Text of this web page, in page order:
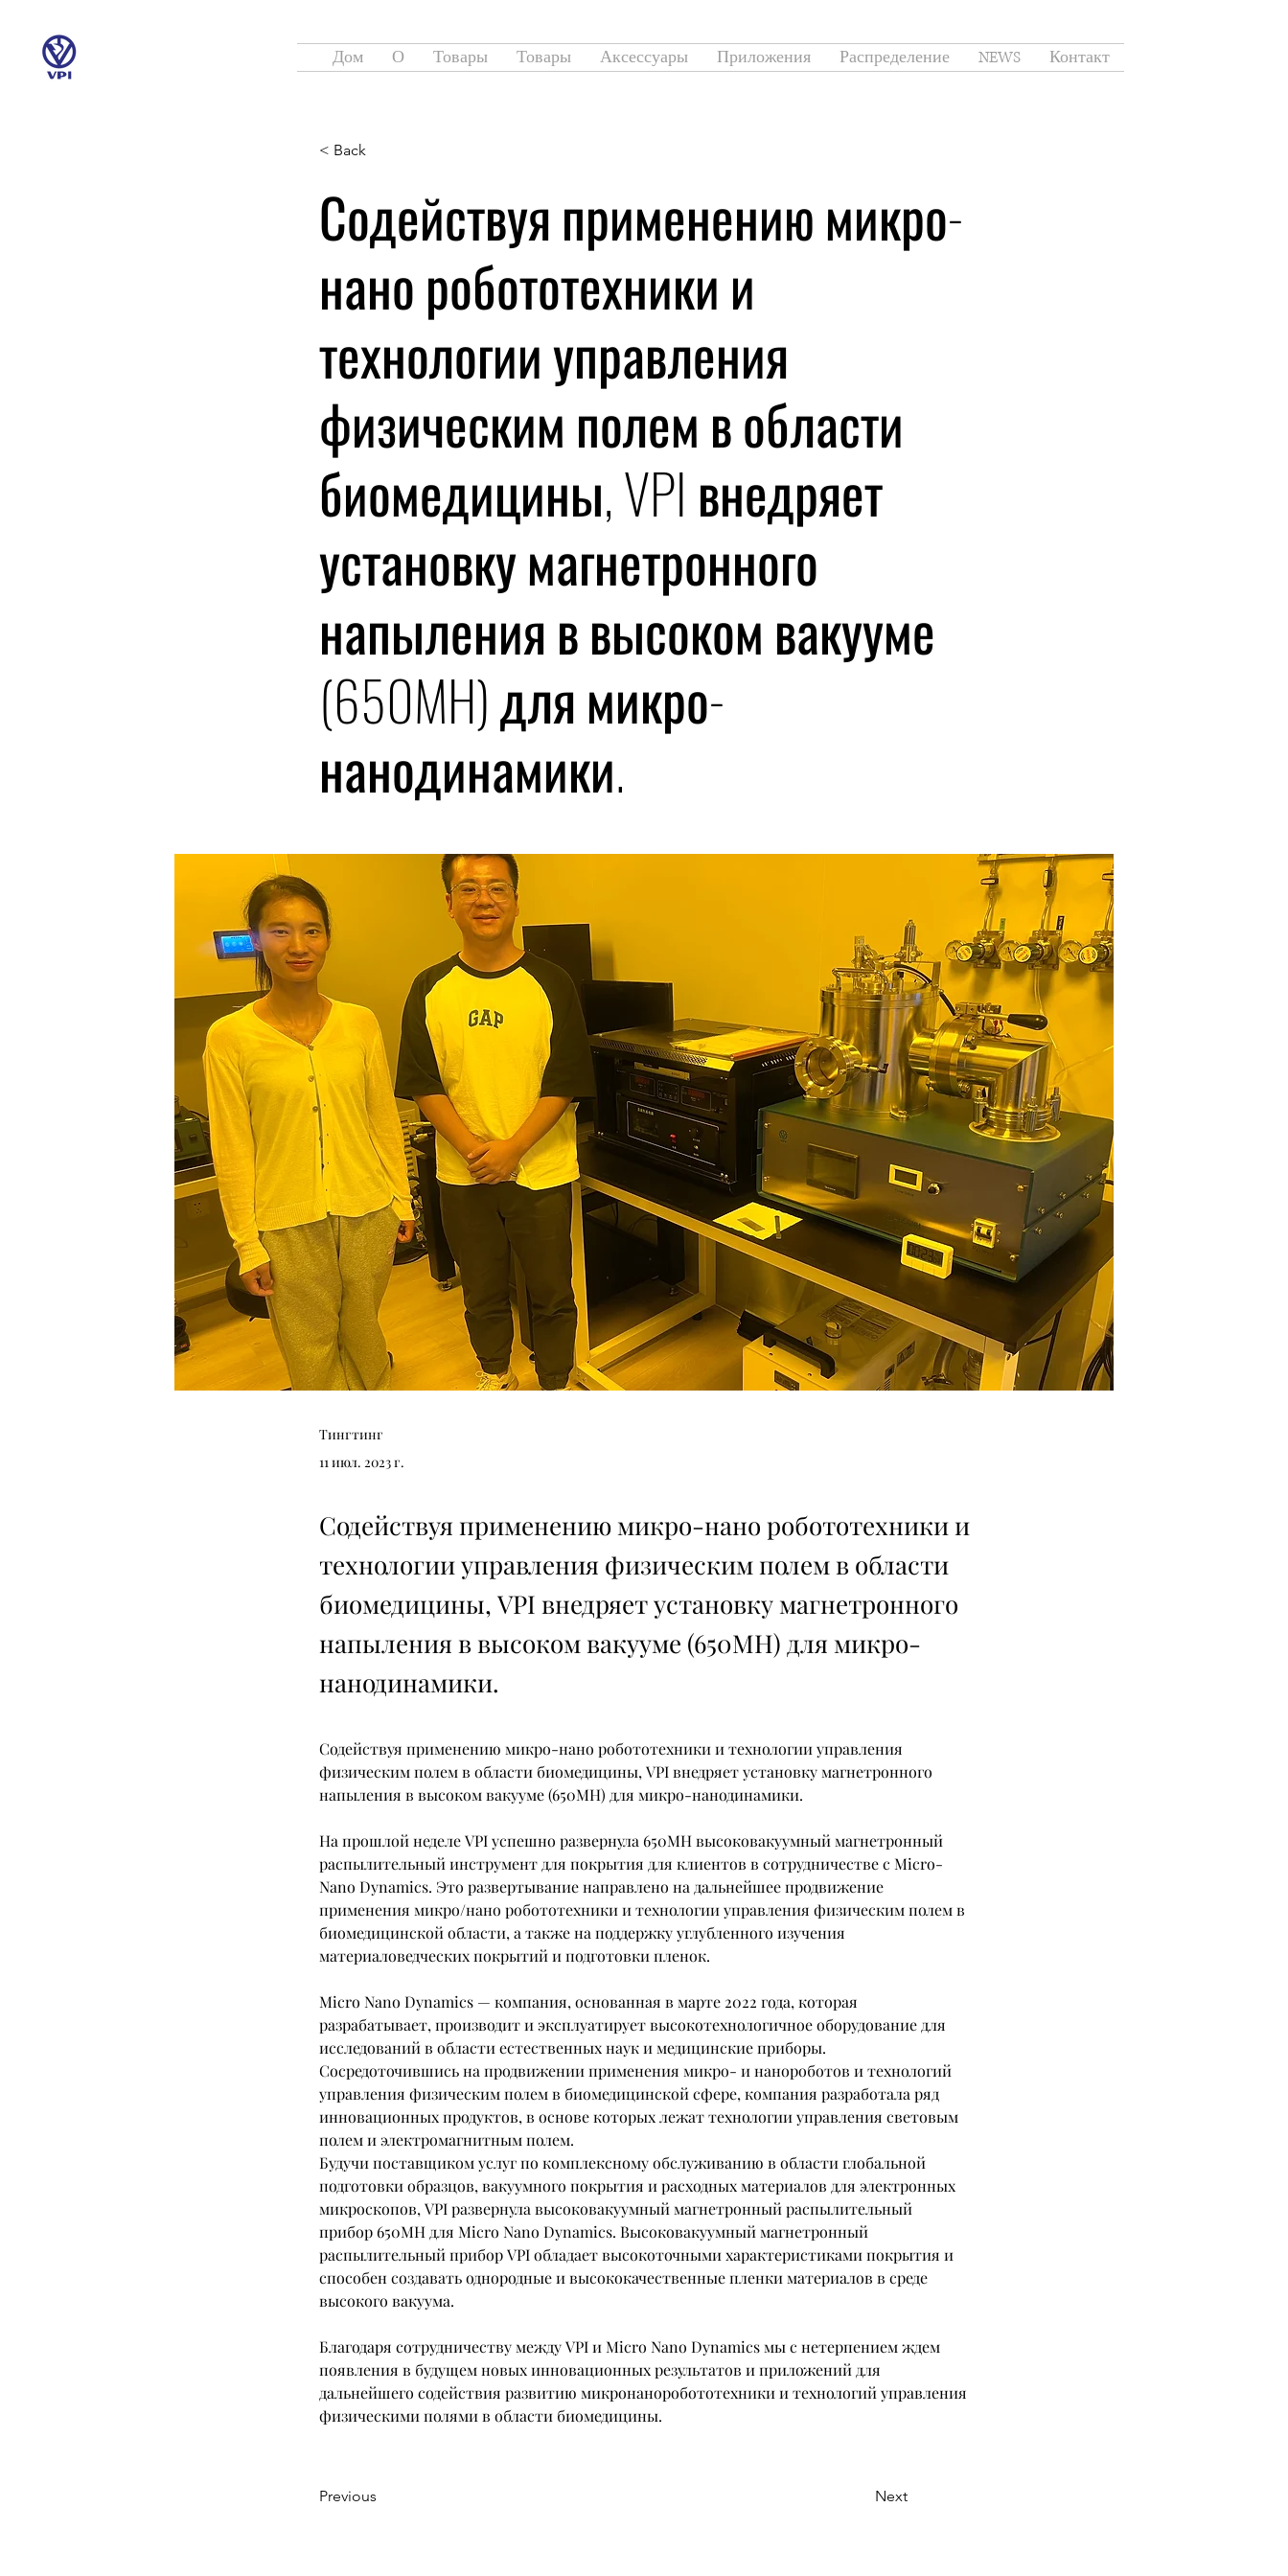
Дом О Товары Товары Аксессуары Приложения Распределение NEWS Контакт
< Back
Содействуя применению микро-
нано робототехники и
технологии управления
физическим полем в области
биомедицины, VPI внедряет
установку магнетронного
напыления в высоком вакууме
(650MH) для микро-
нанодинамики.
Тингтинг
11 июл. 2023 г.
Содействуя применению микро-нано робототехники и
технологии управления физическим полем в области
биомедицины, VPI внедряет установку магнетронного
напыления в высоком вакууме (650MH) для микро-
нанодинамики.
Содействуя применению микро-нано робототехники и технологии управления
физическим полем в области биомедицины, VPI внедряет установку магнетронного
напыления в высоком вакууме (650MH) для микро-нанодинамики.
На прошлой неделе VPI успешно развернула 650MH высоковакуумный магнетронный
распылительный инструмент для покрытия для клиентов в сотрудничестве с Micro-
Nano Dynamics. Это развертывание направлено на дальнейшее продвижение
применения микро/нано робототехники и технологии управления физическим полем в
биомедицинской области, а также на поддержку углубленного изучения
материаловедческих покрытий и подготовки пленок.
Micro Nano Dynamics — компания, основанная в марте 2022 года, которая
разрабатывает, производит и эксплуатирует высокотехнологичное оборудование для
исследований в области естественных наук и медицинские приборы.
Сосредоточившись на продвижении применения микро- и нанороботов и технологий
управления физическим полем в биомедицинской сфере, компания разработала ряд
инновационных продуктов, в основе которых лежат технологии управления световым
полем и электромагнитным полем.
Будучи поставщиком услуг по комплексному обслуживанию в области глобальной
подготовки образцов, вакуумного покрытия и расходных материалов для электронных
микроскопов, VPI развернула высоковакуумный магнетронный распылительный
прибор 650MH для Micro Nano Dynamics. Высоковакуумный магнетронный
распылительный прибор VPI обладает высокоточными характеристиками покрытия и
способен создавать однородные и высококачественные пленки материалов в среде
высокого вакуума.
Благодаря сотрудничеству между VPI и Micro Nano Dynamics мы с нетерпением ждем
появления в будущем новых инновационных результатов и приложений для
дальнейшего содействия развитию микронаноробототехники и технологий управления
физическими полями в области биомедицины.
Previous Next